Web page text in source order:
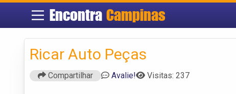
EncontraCampinas
Ricar Auto Peças
Compartilhar Avalie! Visitas: 237